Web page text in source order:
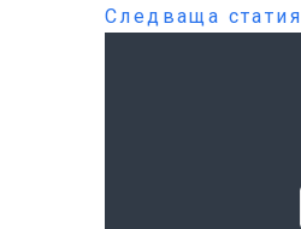
Следваща статия